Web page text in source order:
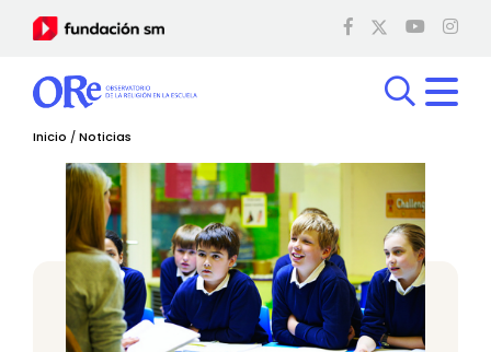
Inicio /Noticias